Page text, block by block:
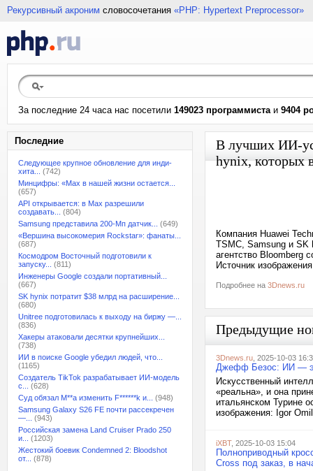
Рекурсивный акроним словосочетания «PHP: Hypertext Preprocessor»
За последние 24 часа нас посетили 149023 программистаи 9404
Последние
Следующее крупное обновление для инди-
хита...
(742)
Минцифры: «Max в нашей жизни остается...
(657)
API открывается: в Max разрешили
создавать...
(804)
Samsung представила 200-Мп датчик...
(649)
«Вершина высокомерия Rockstar»: фанаты...
(687)
Космодром Восточный подготовили к
запуску...
(811)
Инженеры Google создали портативный...
(667)
SK hynix потратит $38 млрд на расширение...
(680)
Unitree подготовилась к выходу на биржу —...
(836)
Хакеры атаковали десятки крупнейших...
(738)
ИИ в поиске Google убедил людей, что...
(1165)
Создатель TikTok разрабатывает ИИ-модель
с...
(628)
Суд обязал M**a изменить F******k и...
(948)
Samsung Galaxy S26 FE почти рассекречен
—...
(943)
Российская замена Land Cruiser Prado 250
и...
(1203)
Жестокий боевик Condemned 2: Bloodshot
от...
(878)
В лучших ИИ-
hynix, которых
Компания Huawei
TSMC, Samsung и SK
агентство Bloomberg
Источник
Подробнее на 3Dnews.ru
Предыдущие
3Dnews.ru , 2025-10-03
Джефф Безос: ИИ —
Искусственный
«реальна», и она
итальянском Турине
изображения: Igor
iXBT, 2025-10-03 15:04
Полноприводный
Cross под заказ, в